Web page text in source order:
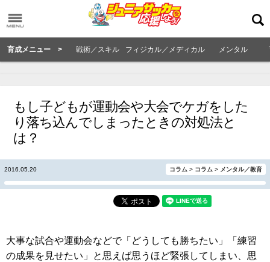
育成メニュー > 戦術／スキル フィジカル／メディカル メンタル
もし子どもが運動会や大会でケガをした
り落ち込んでしまったときの対処法と
は？
2016.05.20 コラム > コラム > メンタル／教育
大事な試合や運動会などで「どうしても勝ちたい」「練習
の成果を見せたい」と思えば思うほど緊張してしまい、思